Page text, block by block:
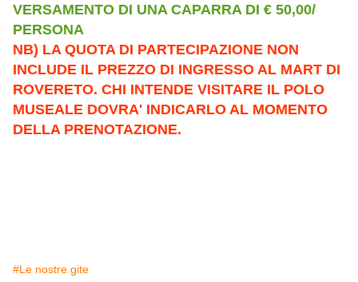
VERSAMENTO DI UNA CAPARRA DI € 50,00/
PERSONA
NB) LA QUOTA DI PARTECIPAZIONE NON
INCLUDE IL PREZZO DI INGRESSO AL MART DI
ROVERETO. CHI INTENDE VISITARE IL POLO
MUSEALE DOVRA' INDICARLO AL MOMENTO
DELLA PRENOTAZIONE.
#Le nostre gite